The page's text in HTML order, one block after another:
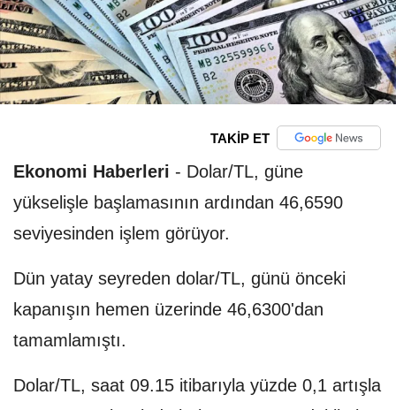
TAKİP ET
Ekonomi Haberleri - Dolar/TL, güne
yükselişle başlamasının ardından 46,6590
seviyesinden işlem görüyor.
Dün yatay seyreden dolar/TL, günü önceki
kapanışın hemen üzerinde 46,6300'dan
tamamlamıştı.
Dolar/TL, saat 09.15 itibarıyla yüzde 0,1 artışla